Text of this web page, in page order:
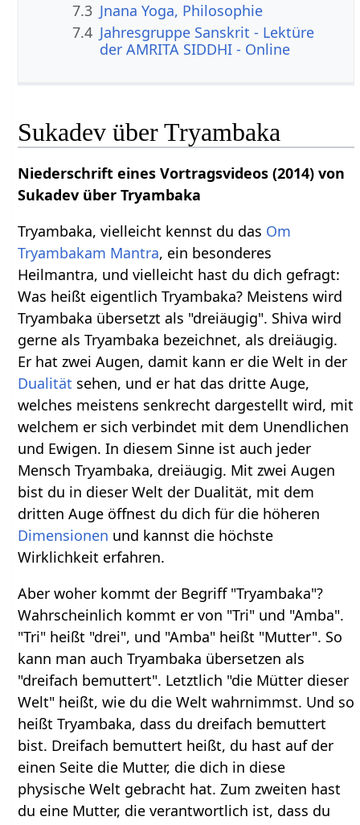
7.3 Jnana Yoga, Philosophie
7.4 Jahresgruppe Sanskrit - Lektüre
der AMRITA SIDDHI - Online
Sukadev über Tryambaka
Niederschrift eines Vortragsvideos (2014) von
Sukadev über Tryambaka
Tryambaka, vielleicht kennst du das Om
Tryambakam Mantra, ein besonderes
Heilmantra, und vielleicht hast du dich gefragt:
Was heißt eigentlich Tryambaka? Meistens wird
Tryambaka übersetzt als "dreiäugig". Shiva wird
gerne als Tryambaka bezeichnet, als dreiäugig.
Er hat zwei Augen, damit kann er die Welt in der
Dualität sehen, und er hat das dritte Auge,
welches meistens senkrecht dargestellt wird, mit
welchem er sich verbindet mit dem Unendlichen
und Ewigen. In diesem Sinne ist auch jeder
Mensch Tryambaka, dreiäugig. Mit zwei Augen
bist du in dieser Welt der Dualität, mit dem
dritten Auge öffnest du dich für die höheren
Dimensionen und kannst die höchste
Wirklichkeit erfahren.
Aber woher kommt der Begriff "Tryambaka"?
Wahrscheinlich kommt er von "Tri" und "Amba".
"Tri" heißt "drei", und "Amba" heißt "Mutter". So
kann man auch Tryambaka übersetzen als
"dreifach bemuttert". Letztlich "die Mütter dieser
Welt" heißt, wie du die Welt wahrnimmst. Und so
heißt Tryambaka, dass du dreifach bemuttert
bist. Dreifach bemuttert heißt, du hast auf der
einen Seite die Mutter, die dich in diese
physische Welt gebracht hat. Zum zweiten hast
du eine Mutter, die verantwortlich ist, dass du